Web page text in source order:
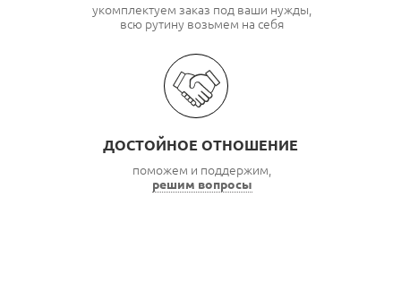
укомплектуем заказ под ваши нужды,
всю рутину возьмем на себя
ДОСТОЙНОЕ ОТНОШЕНИЕ
поможем и поддержим,
решим вопросы